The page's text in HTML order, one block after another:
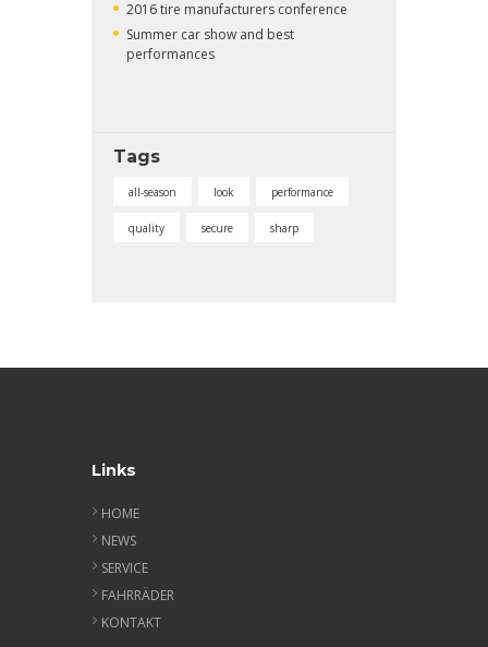
2016 tire manufacturers conference
Summer car show and best
performances
Tags
all-season look performance
quality secure sharp
Links
HOME
NEWS
SERVICE
FAHRRÄDER
KONTAKT